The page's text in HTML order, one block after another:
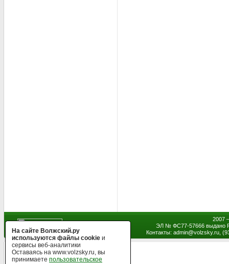
2007
ЭЛ № ФС77-57666 выдано
Контакты: admin@volzsky.ru,
На сайте Волжский.ру
используются файлы cookie и
сервисы веб-аналитики
Оставаясь на www.volzsky.ru, вы
принимаете пользовательское